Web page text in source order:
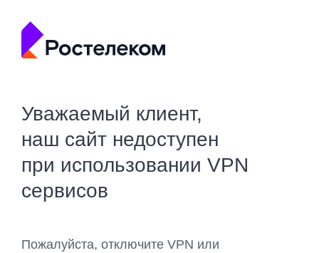
Уважаемый клиент,
наш сайт недоступен
при использовании VPN
сервисов
Пожалуйста, отключите VPN или